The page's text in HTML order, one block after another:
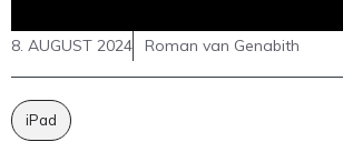
8. AUGUST 2024 Roman van Genabith
iPad